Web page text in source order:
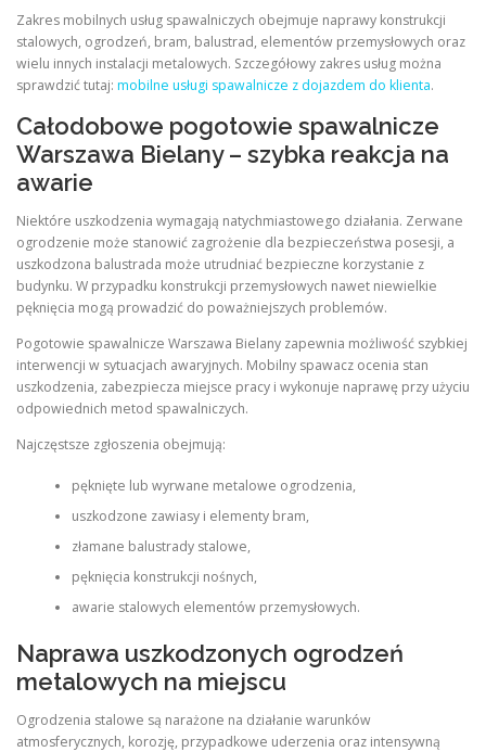
Zakres mobilnych usług spawalniczych obejmuje naprawy konstrukcji
stalowych, ogrodzeń, bram, balustrad, elementów przemysłowych oraz
wielu innych instalacji metalowych. Szczegółowy zakres usług można
sprawdzić tutaj: mobilne usługi spawalnicze z dojazdem do klienta.
Całodobowe pogotowie spawalnicze
Warszawa Bielany – szybka reakcja na
awarie
Niektóre uszkodzenia wymagają natychmiastowego działania. Zerwane
ogrodzenie może stanowić zagrożenie dla bezpieczeństwa posesji, a
uszkodzona balustrada może utrudniać bezpieczne korzystanie z
budynku. W przypadku konstrukcji przemysłowych nawet niewielkie
pęknięcia mogą prowadzić do poważniejszych problemów.
Pogotowie spawalnicze Warszawa Bielany zapewnia możliwość szybkiej
interwencji w sytuacjach awaryjnych. Mobilny spawacz ocenia stan
uszkodzenia, zabezpiecza miejsce pracy i wykonuje naprawę przy użyciu
odpowiednich metod spawalniczych.
Najczęstsze zgłoszenia obejmują:
pęknięte lub wyrwane metalowe ogrodzenia,
uszkodzone zawiasy i elementy bram,
złamane balustrady stalowe,
pęknięcia konstrukcji nośnych,
awarie stalowych elementów przemysłowych.
Naprawa uszkodzonych ogrodzeń
metalowych na miejscu
Ogrodzenia stalowe są narażone na działanie warunków
atmosferycznych, korozję, przypadkowe uderzenia oraz intensywną